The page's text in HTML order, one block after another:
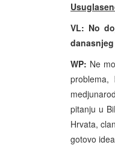
VL: No
WP: Ne
pitanju u
Hrvata,
gotovo